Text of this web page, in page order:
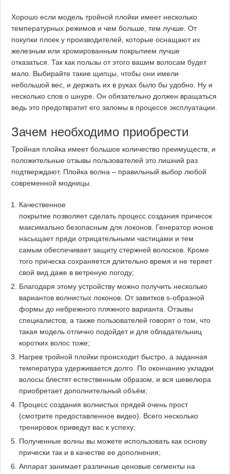
Хорошо если модель тройной плойки имеет несколько
температурных режимов и чем больше, тем лучше. От
покупки плоек у производителей, которые оснащают их
железным или хромированным покрытием лучше
отказаться. Так как пользы от этого вашим волосам будет
мало. Выбирайте такие щипцы, чтобы они имели
небольшой вес, и держать их в руках было бы удобно. Ну и
несколько слов о шнуре. Он обязательно должен вращаться
ведь это предотвратит его заломы в процессе эксплуатации.
Зачем необходимо приобрести
Тройная плойка имеет большое количество преимуществ, и
положительные отзывы пользователей это лишний раз
подтверждают. Плойка волна – правильный выбор любой
современной модницы.
Качественное
покрытие позволяет сделать процесс создания причесок
максимально безопасным для локонов. Генератор ионов
насыщает пряди отрицательными частицами и тем
самым обеспечивает защиту стержней волосков. Кроме
того прическа сохраняется длительно время и не теряет
свой вид даже в ветреную погоду;
Благодаря этому устройству можно получить несколько
вариантов волнистых локонов. От завитков s-образной
формы до небрежного пляжного варианта. Отзывы
специалистов, а также пользователей говорят о том, что
такая модель отлично подойдет и для обладательниц
коротких волос тоже;
Нагрев тройной плойки происходит быстро, а заданная
температура удерживается долго. По окончанию укладки
волосы блестят естественным образом, и вся шевелюра
приобретает дополнительный объём;
Процесс создания волнистых прядей очень прост
(смотрите предоставленное видео). Всего несколько
тренировок приведут вас к успеху;
Полученные волны вы можете использовать как основу
прически так и в качестве ее дополнения;
Аппарат занимает различные ценовые сегменты на